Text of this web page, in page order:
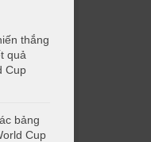
thắng
quả
Cup
bảng
Cup